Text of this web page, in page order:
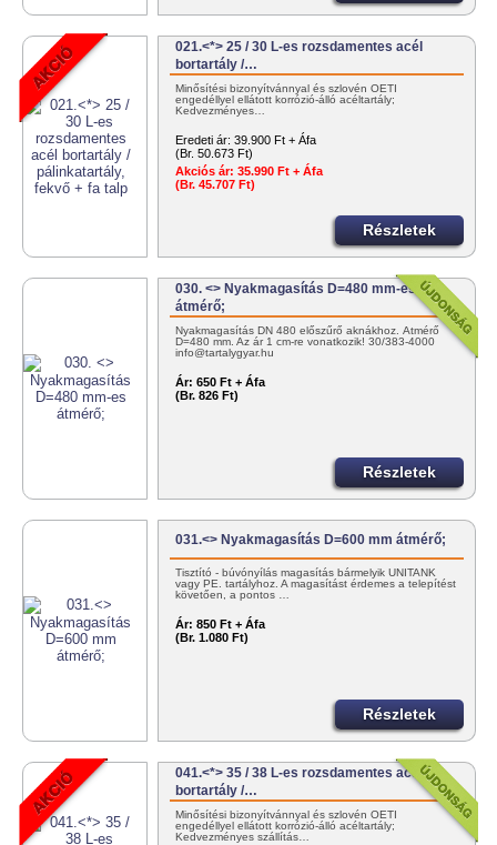
021.<*> 25 / 30 L-es rozsdamentes acél
bortartály /…
Minősítési bizonyítvánnyal és szlovén OÉTI
engedéllyel ellátott korrózió-álló acéltartály;
Kedvezményes…
Eredeti ár: 39.900 Ft + Áfa
(Br. 50.673 Ft)
Akciós ár: 35.990 Ft + Áfa
(Br. 45.707 Ft)
Részletek
030. <> Nyakmagasítás D=480 mm-es
átmérő;
Nyakmagasítás DN 480 előszűrő aknákhoz. Átmérő
D=480 mm. Az ár 1 cm-re vonatkozik! 30/383-4000
info@tartalygyar.hu
Ár: 650 Ft + Áfa
(Br. 826 Ft)
Részletek
031.<> Nyakmagasítás D=600 mm átmérő;
Tisztító - búvónyílás magasítás bármelyik UNITANK
vagy PE. tartályhoz. A magasítást érdemes a telepítést
követően, a pontos …
Ár: 850 Ft + Áfa
(Br. 1.080 Ft)
Részletek
041.<*> 35 / 38 L-es rozsdamentes acél
bortartály /…
Minősítési bizonyítvánnyal és szlovén OÉTI
engedéllyel ellátott korrózió-álló acéltartály;
Kedvezményes szállítás…